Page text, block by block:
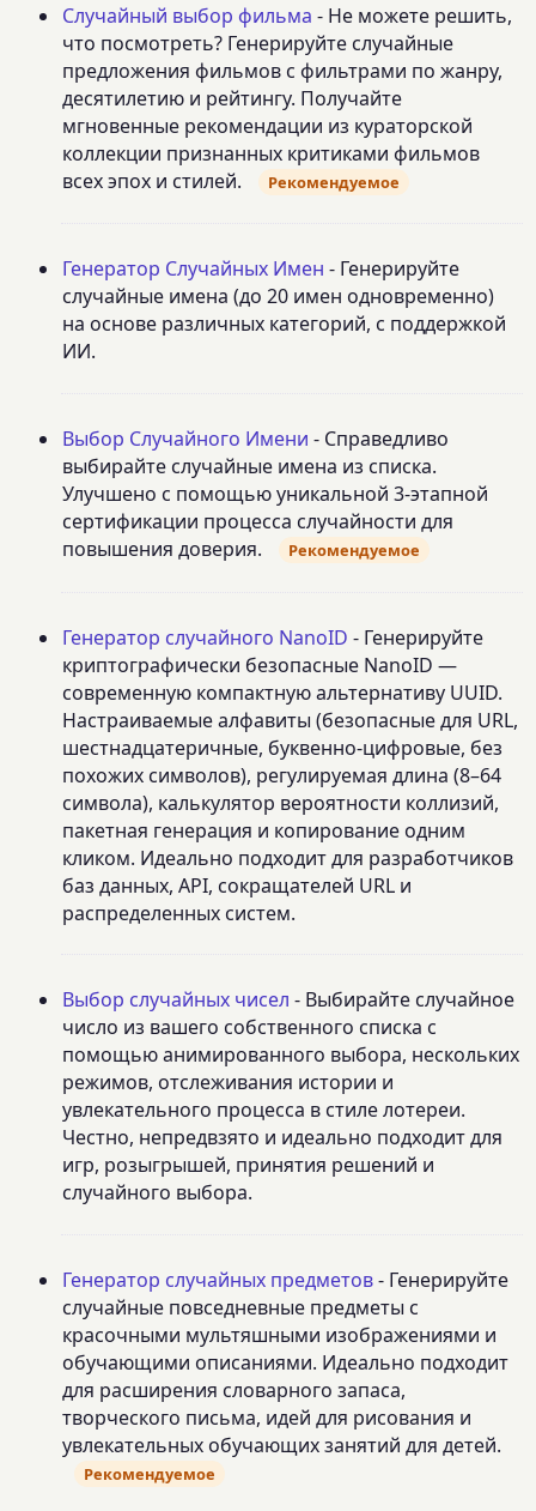
Случайный выбор фильма - Не можете решить,
что посмотреть? Генерируйте случайные
предложения фильмов с фильтрами по жанру,
десятилетию и рейтингу. Получайте
мгновенные рекомендации из кураторской
коллекции признанных критиками фильмов
всех эпох и стилей.
Рекомендуемое
Генератор Случайных Имен - Генерируйте
случайные имена (до 20 имен одновременно)
на основе различных категорий, с поддержкой
ИИ.
Выбор Случайного Имени - Справедливо
выбирайте случайные имена из списка.
Улучшено с помощью уникальной 3-этапной
сертификации процесса случайности для
повышения доверия.
Рекомендуемое
Генератор случайного NanoID - Генерируйте
криптографически безопасные NanoID —
современную компактную альтернативу UUID.
Настраиваемые алфавиты (безопасные для URL,
шестнадцатеричные, буквенно-цифровые, без
похожих символов), регулируемая длина (8–64
символа), калькулятор вероятности коллизий,
пакетная генерация и копирование одним
кликом. Идеально подходит для разработчиков
баз данных, API, сокращателей URL и
распределенных систем.
Выбор случайных чисел - Выбирайте случайное
число из вашего собственного списка с
помощью анимированного выбора, нескольких
режимов, отслеживания истории и
увлекательного процесса в стиле лотереи.
Честно, непредвзято и идеально подходит для
игр, розыгрышей, принятия решений и
случайного выбора.
Генератор случайных предметов- Генерируйте
случайные повседневные предметы с
красочными мультяшными изображениями и
обучающими описаниями. Идеально подходит
для расширения словарного запаса,
творческого письма, идей для рисования и
увлекательных обучающих занятий для детей.
Рекомендуемое